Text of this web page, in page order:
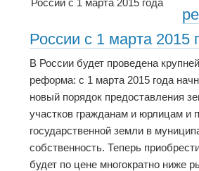
России с 1 марта 2015
В России будет проведена
реформа: с 1 марта 2015 года
новый порядок предоставления
участков гражданам и юрлицам и
государственной земли в
собственность. Теперь
будет по цене многократно ниже